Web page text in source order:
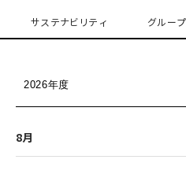
サステナビリティ グルー
8月